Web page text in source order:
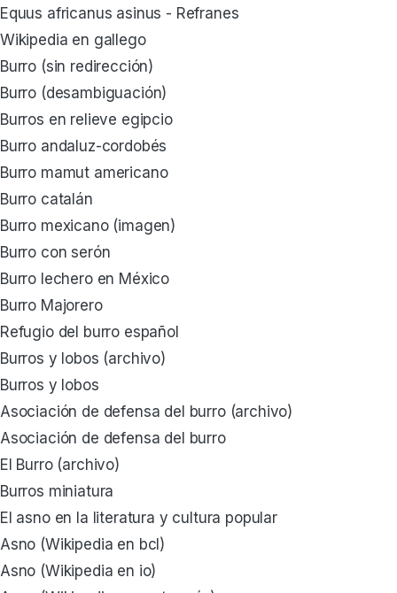
Equus africanus asinus - Refranes
Wikipedia en gallego
Burro (sin redirección)
Burro (desambiguación)
Burros en relieve egipcio
Burro andaluz-cordobés
Burro mamut americano
Burro catalán
Burro mexicano (imagen)
Burro con serón
Burro lechero en México
Burro Majorero
Refugio del burro español
Burros y lobos (archivo)
Burros y lobos
Asociación de defensa del burro (archivo)
Asociación de defensa del burro
El Burro (archivo)
Burros miniatura
El asno en la literatura y cultura popular
Asno (Wikipedia en bcl)
Asno (Wikipedia en io)